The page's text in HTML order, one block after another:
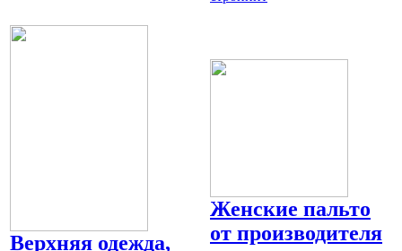
Верхняя одежда,
Женские пальто
от производителя